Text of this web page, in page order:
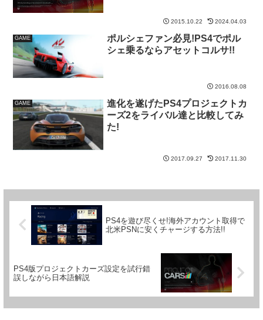
2015.10.22 2024.04.03
GAME
ポルシェファン必見!PS4でポル
シェ乗るならアセットコルサ!!
2016.08.08
GAME
進化を遂げたPS4プロジェクトカ
ーズ2をライバル達と比較してみ
た!
2017.09.27 2017.11.30
PS4を遊び尽くせ!海外アカウント取得で
北米PSNに安くチャージする方法!!
PS4版プロジェクトカーズ設定を試行錯
誤しながら日本語解説